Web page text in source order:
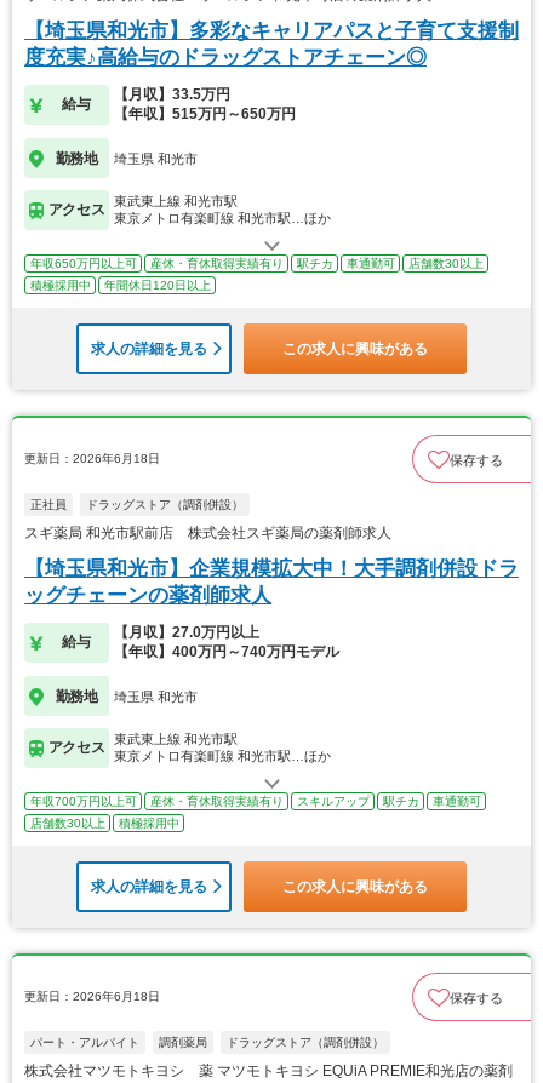
【埼玉県和光市】多彩なキャリアパスと子育て支援制
度充実♪高給与のドラッグストアチェーン◎
給与
【月収】33.5万円
【年収】515万円～650万円
勤務地 埼玉県 和光市
アクセス
東武東上線 和光市駅
東京メトロ有楽町線 和光市駅…ほか
年収650万円以上可 産休・育休取得実績有り 駅チカ 車通勤可
店舗数30以上
積極採用中
年間休日120日以上
求人の詳細を見る この求人に興味がある
更新日：2026年6月18日 保存する
正社員 ドラッグストア（調剤併設）
スギ薬局 和光市駅前店 株式会社スギ薬局の薬剤師求人
【埼玉県和光市】企業規模拡大中！大手調剤併設ドラ
ッグチェーンの薬剤師求人
給与
【月収】27.0万円以上
【年収】400万円～740万円モデル
勤務地 埼玉県 和光市
アクセス
東武東上線 和光市駅
東京メトロ有楽町線 和光市駅…ほか
年収700万円以上可 産休・育休取得実績有り スキルアップ 駅チカ
車通勤可
店舗数30以上
積極採用中
求人の詳細を見る この求人に興味がある
更新日：2026年6月18日 保存する
パート・アルバイト 調剤薬局 ドラッグストア（調剤併設）
株式会社マツモトキヨシ 薬 マツモトキヨシ EQUiA PREMIE和光店の薬剤